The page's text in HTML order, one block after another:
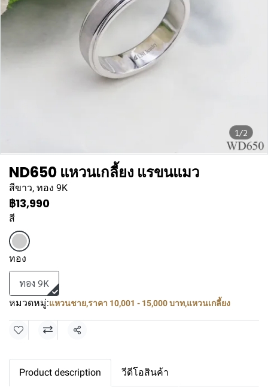
1/2
ND650 แหวนเกลี้ยง แรขนแมว
สีขาว, ทอง 9K
฿13,990
สี
ทอง
ทอง 9K
หมวดหมู่:แหวนชาย,ราคา 10,001 - 15,000 บาท,แหวนเกลี้ยง
แชร์
Product description วีดีโอสินค้า